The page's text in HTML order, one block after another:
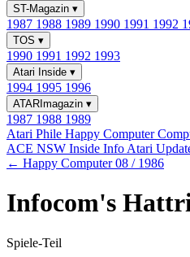
ST-Magazin ▾
1987 1988 1989 1990 1991 1992
TOS ▾
1990 1991 1992 1993
Atari Inside ▾
1994 1995 1996
ATARImagazin ▾
1987 1988 1989
Atari Phile Happy Computer
ACE NSW Inside Info Atari
← Happy Computer 08 / 1986
Infocom's
Spiele-Teil